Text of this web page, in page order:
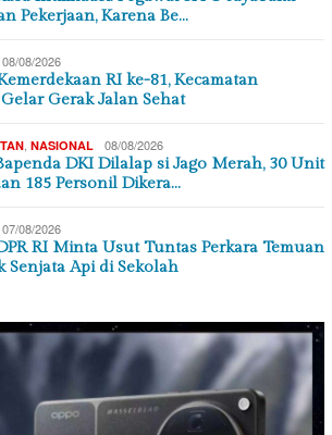
Pekerjaan, Karena Be…
08/08/2026
RI ke-81, Kecamatan
Gerak Jalan Sehat
, NASIONAL 08/08/2026
DKI Dilalap si Jago Merah, 30 Unit
185 Personil Dikera…
07/08/2026
RI Minta Usut Tuntas Perkara Temuan
Senjata Api di Sekolah